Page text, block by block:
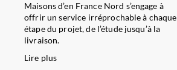
Maisons d’en France Nord s’engage à
offrir un service irréprochable à chaque
étape du projet, de l’étude jusqu’à la
livraison.
Lire plus